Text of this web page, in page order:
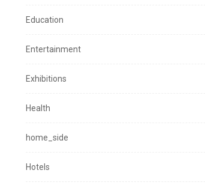
Education
Entertainment
Exhibitions
Health
home_side
Hotels